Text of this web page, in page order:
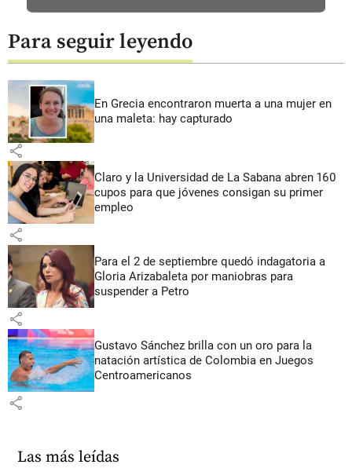
Para seguir leyendo
En Grecia encontraron muerta a una mujer en
una maleta: hay capturado
share
Claro y la Universidad de La Sabana abren 160
cupos para que jóvenes consigan su primer
empleo
share
Para el 2 de septiembre quedó indagatoria a
Gloria Arizabaleta por maniobras para
suspender a Petro
share
Gustavo Sánchez brilla con un oro para la
natación artística de Colombia en Juegos
Centroamericanos
share
Las más leídas